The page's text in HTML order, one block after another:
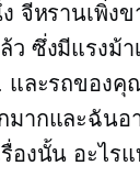
จีหรานเพิ่ง
ว ซึ่งมีแรงม้า
และรถของ
มากและฉันอ
รื่องนั้น อะไ